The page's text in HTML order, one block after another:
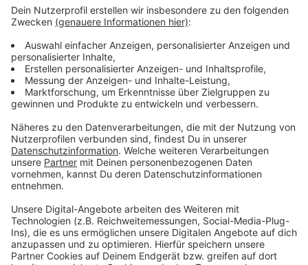
Außerdem gibt es Workshops an den Schulen, um das
kulturelle Leben hier weiter zu fördern.
Das Schulkulturfestival soll ab sofort alle zwei Jahre
stattfinden – immer im Wechsel mit der Buchwoche
„LevLiest“.
Weitere Meldungen aus Leverkusen
Anzeige
Tödlicher Unfall auf A3
EM Vorfreude in Leverkusen